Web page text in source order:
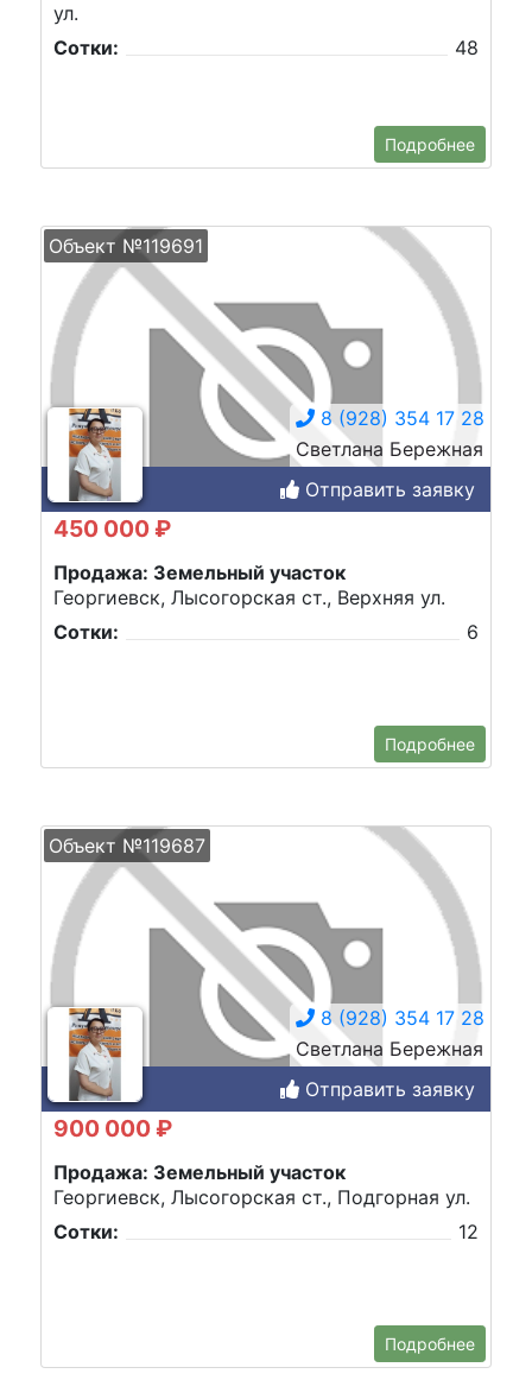
ул.
Сотки:
48
Подробнее
Объект №119691
8 (928) 354 17 28
Светлана Бережная
Отправить заявку
450 000 ₽
Продажа: Земельный участок
Георгиевск, Лысогорская ст., Верхняя ул.
Сотки:
6
Подробнее
Объект №119687
8 (928) 354 17 28
Светлана Бережная
Отправить заявку
900 000 ₽
Продажа: Земельный участок
Георгиевск, Лысогорская ст., Подгорная ул.
Сотки:
12
Подробнее